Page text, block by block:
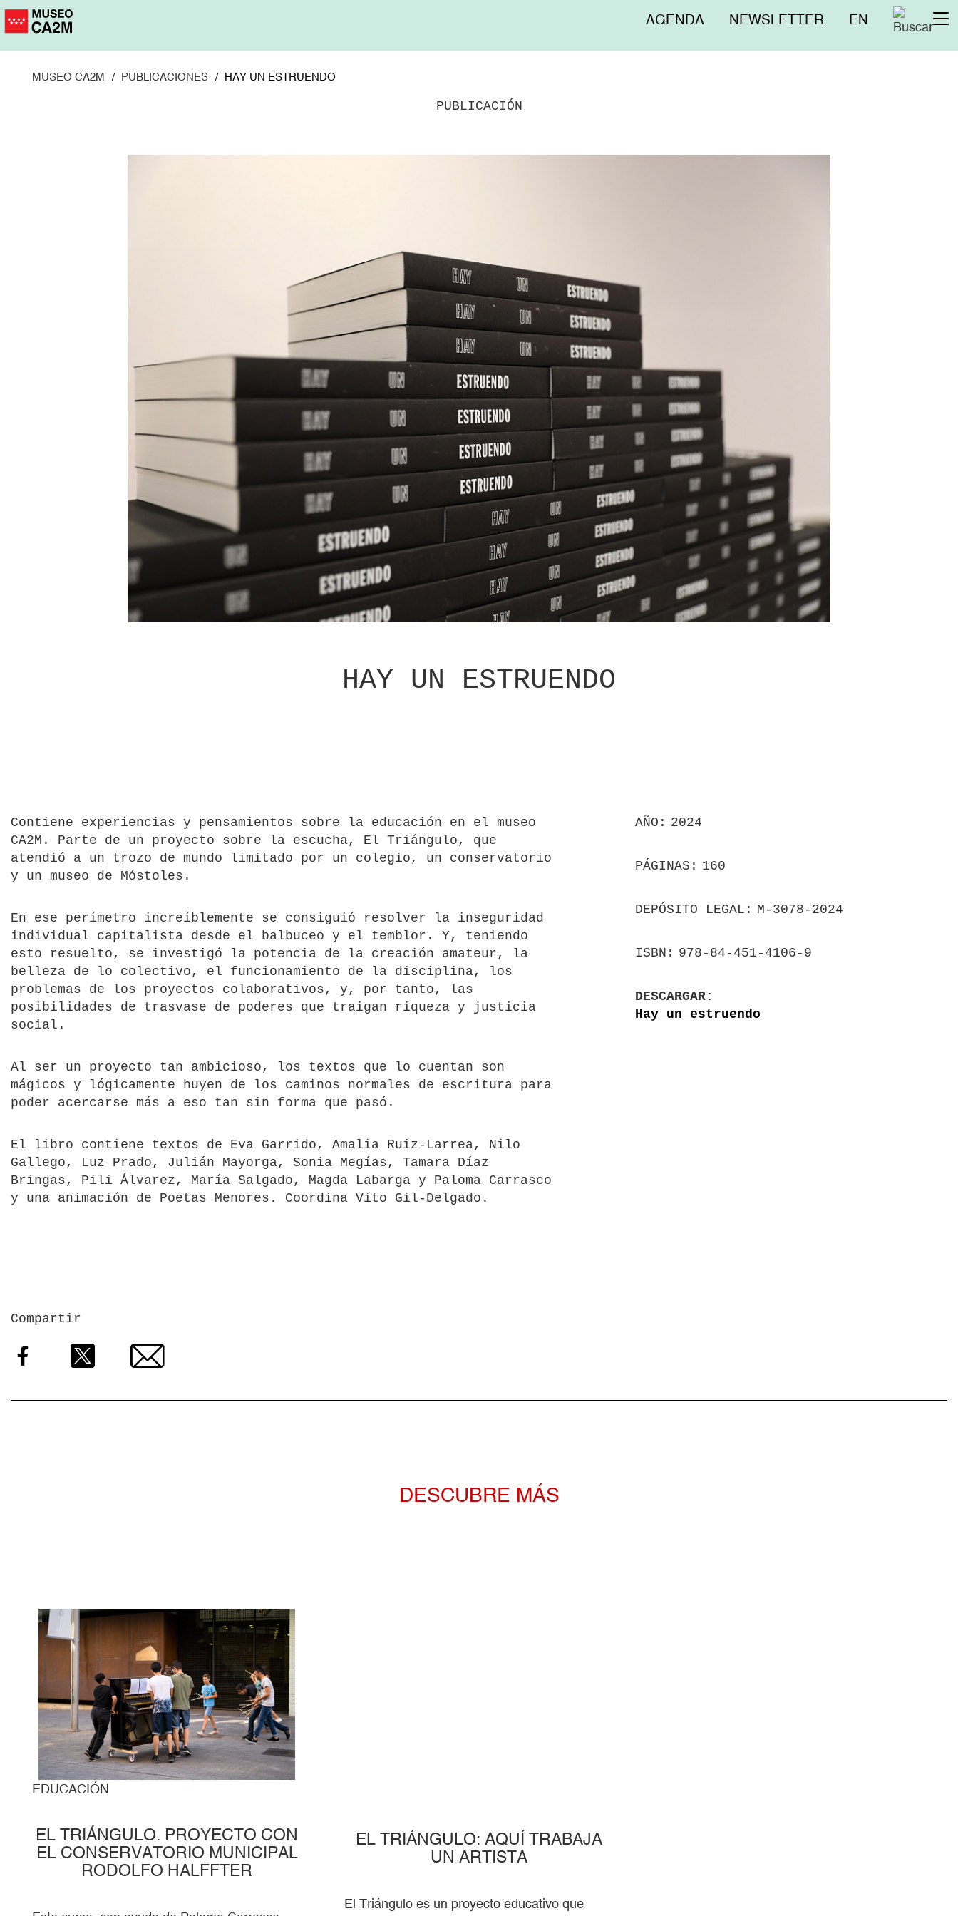
Pasar
Menú
AGENDA NEWSLETTER EN
MUSEO CA2M PUBLICACIONES HAY UN ESTRUENDO
PUBLICACIÓN
HAY UN ESTRUENDO
Contiene experiencias y pensamientos sobre la educación en el museo
CA2M. Parte de un proyecto sobre la escucha, El Triángulo, que
atendió a un trozo de mundo limitado por un colegio, un conservatorio
y un museo de Móstoles.
En ese perímetro increíblemente se consiguió resolver la inseguridad
individual capitalista desde el balbuceo y el temblor. Y, teniendo
esto resuelto, se investigó la potencia de la creación amateur, la
belleza de lo colectivo, el funcionamiento de la disciplina, los
problemas de los proyectos colaborativos, y, por tanto, las
posibilidades de trasvase de poderes que traigan riqueza y justicia
social.
Al ser un proyecto tan ambicioso, los textos que lo cuentan son
mágicos y lógicamente huyen de los caminos normales de escritura para
poder acercarse más a eso tan sin forma que pasó.
El libro contiene textos de Eva Garrido, Amalia Ruiz-Larrea, Nilo
Gallego, Luz Prado, Julián Mayorga, Sonia Megías, Tamara Díaz
Bringas, Pili Álvarez, María Salgado, Magda Labarga y Paloma Carrasco
y una animación de Poetas Menores. Coordina Vito Gil-Delgado.
Compartir
Facebook Twitter Email
AÑO 2024
PÁGINAS 160
DEPÓSITO LEGAL M-3078-2024
ISBN 978-84-451-4106-9
DESCARGAR
Hay un estruendo
DESCUBRE MÁS
EDUCACIÓN
EL TRIÁNGULO. PROYECTO CON
EL CONSERVATORIO MUNICIPAL
RODOLFO HALFFTER
EL TRIÁNGULO: AQUÍ TRABAJA
UN ARTISTA
El Triángulo es un proyecto educativo que